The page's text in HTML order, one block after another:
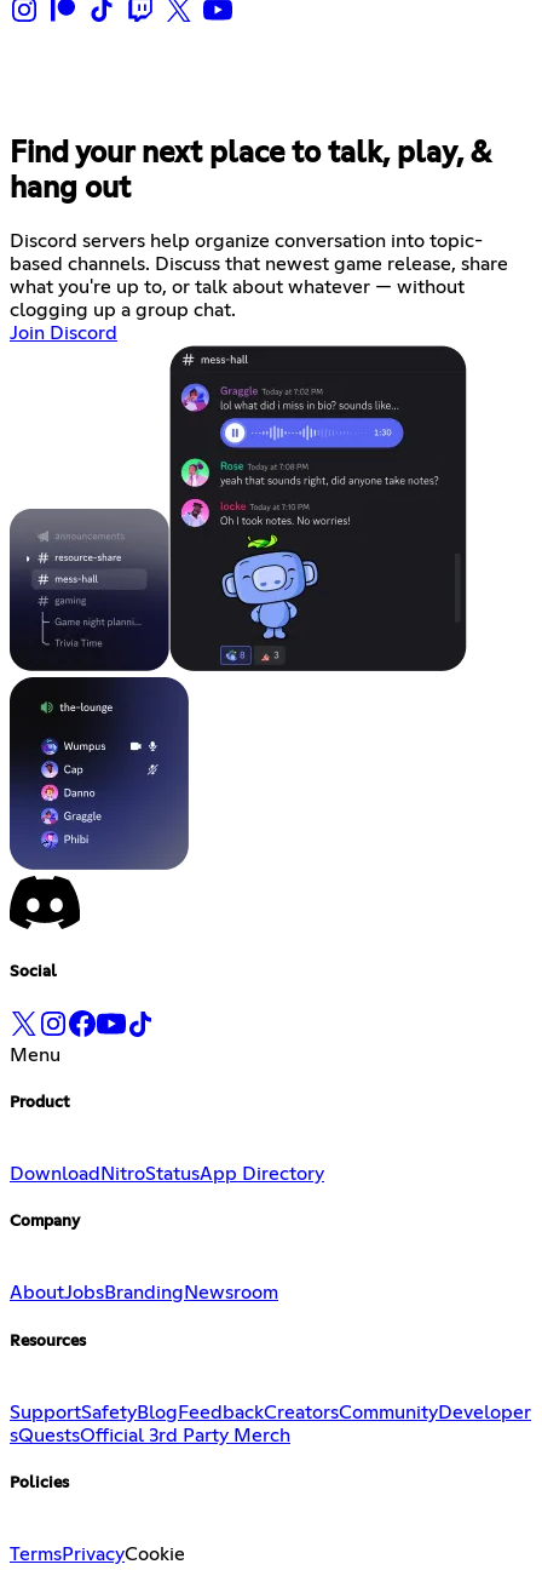
Find your next place to talk, play, &
hang out
Discord servers help organize conversation into topic-
based channels. Discuss that newest game release, share
what you're up to, or talk about whatever — without
clogging up a group chat.
Join Discord
Social
Menu
Product
Download NitroStatusApp Directory
Company
AboutJobsBranding Newsroom
Resources
SupportSafetyBlog FeedbackCreatorsCommunityDeveloper
sQuestsOfficial 3rd Party Merch
Policies
TermsPrivacyCookie